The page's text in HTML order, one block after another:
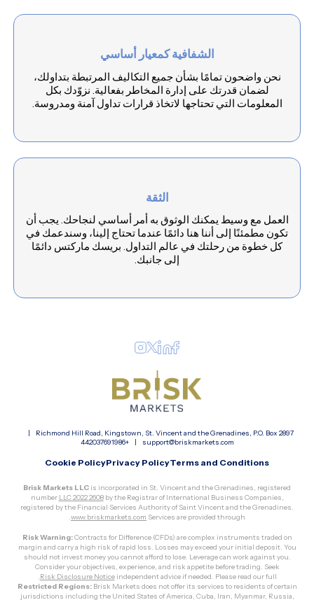
الشفافية كمعيار أساسي
نحن واضحون تمامًا بشأن جميع التكاليف المرتبطة بتداولك،
لضمان قدرتك على إدارة المخاطر بفعالية. نزوّدك بكل
المعلومات التي تحتاجها لاتخاذ قرارات تداول آمنة ومدروسة.
الثقة
العمل مع وسيط يمكنك الوثوق به أمر أساسي لنجاحك. يجب أن
تكون مطمئنًا إلى أننا هنا دائمًا عندما تحتاج إلينا، وسندعمك في
كل خطوة من رحلتك في عالم التداول. بريسك ماركتس دائمًا
إلى جانبك.
Richmond Hill Road, Kingstown, St. Vincent and the Grenadines, P.O. Box 2897 |
support@briskmarkets.com
|
+442037691986
Terms and Conditions
Privacy Policy
Cookie Policy
Brisk Markets LLC is incorporated in St. Vincent and the Grenadines, registered
number
2608 LLC 2022by the Registrar of International Business Companies,
registered by the Financial Services Authority of Saint Vincent and the Grenadines.
Services are provided through
www.briskmarkets.com
.
Risk Warning:Contracts for Difference (CFDs) are complex instruments traded on
margin and carry a high risk of rapid loss. Losses may exceed your initial deposit. You
should not invest money you cannot afford to lose. Leverage can work against you.
Consider your objectives, experience, and risk appetite before trading. Seek
independent advice if needed. Please read our full
Risk Disclosure Notice
.
Restricted Regions: Brisk Markets does not offer its services to residents of certain
jurisdictions including the United States of America, Cuba, Iran, Myanmar, Russia,